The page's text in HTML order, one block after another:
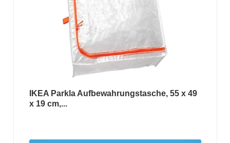
IKEA Parkla Aufbewahrungstasche, 55 x 49
x 19 cm,...